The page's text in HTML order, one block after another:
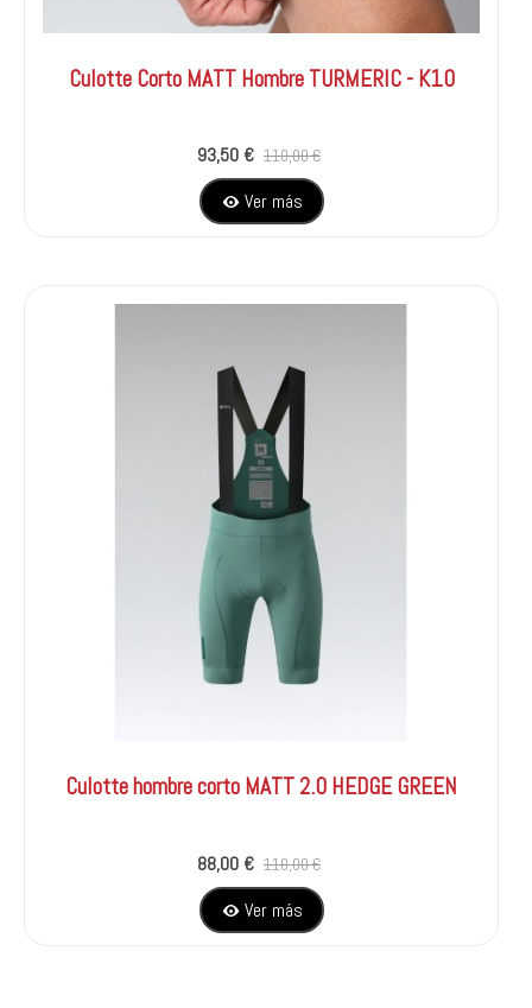
Culotte Corto MATT Hombre TURMERIC - K10
93,50 € 110,00 €
Ver más
Culotte hombre corto MATT 2.0 HEDGE GREEN
88,00 € 110,00 €
Ver más